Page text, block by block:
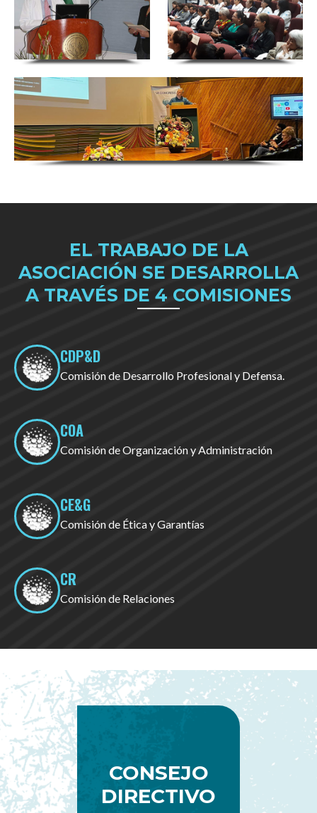
EL TRABAJO DE LA
ASOCIACIÓN SE DESARROLLA
A TRAVÉS DE 4 COMISIONES
CDP&D
Comisión de Desarrollo Profesional y Defensa.
COA
Comisión de Organización y Administración
CE&G
Comisión de Ética yGarantías
CR
Comisión de Relaciones
CONSEJO
DIRECTIVO